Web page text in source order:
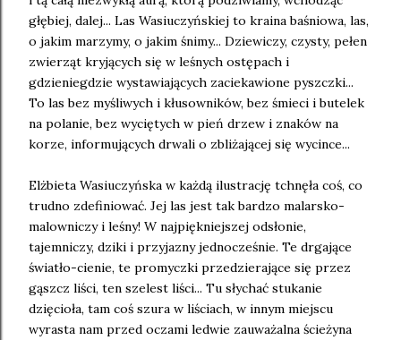
głębiej, dalej... Las Wasiuczyńskiej to kraina baśniowa, las,
o jakim marzymy, o jakim śnimy... Dziewiczy, czysty, pełen
zwierząt kryjących się w leśnych ostępach i
gdzieniegdzie wystawiających zaciekawione pyszczki...
To las bez myśliwych i kłusowników, bez śmieci i butelek
na polanie, bez wyciętych w pień drzew i znaków na
korze, informujących drwali o zbliżającej się wycince...
Elżbieta Wasiuczyńska w każdą ilustrację tchnęła coś, co
trudno zdefiniować. Jej las jest tak bardzo malarsko-
malowniczy i leśny! W najpiękniejszej odsłonie,
tajemniczy, dziki i przyjazny jednocześnie. Te drgające
światło-cienie, te promyczki przedzierające się przez
gąszcz liści, ten szelest liści... Tu słychać stukanie
dzięcioła, tam coś szura w liściach, w innym miejscu
wyrasta nam przed oczami ledwie zauważalna ścieżyna